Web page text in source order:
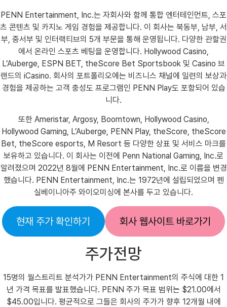
PENN Entertainment, Inc.는 자회사와 함께 통합 엔터테인먼트, 스포
츠 콘텐츠 및 카지노 게임 경험을 제공합니다. 이 회사는 북동부, 남부, 서
부, 중서부 및 인터랙티브의 5개 부문을 통해 운영됩니다. 다양한 관할권
에서 온라인 스포츠 베팅을 운영합니다. Hollywood Casino,
L’Auberge, ESPN BET, theScore Bet Sportsbook 및 Casino 브
랜드의 iCasino. 회사의 포트폴리오에는 비즈니스 채널에 일련의 보상과
경험을 제공하는 고객 충성도 프로그램인 PENN Play도 포함되어 있습
니다.
또한 Ameristar, Argosy, Boomtown, Hollywood Casino,
Hollywood Gaming, L’Auberge, PENN Play, theScore, theScore
Bet, theScore esports, M Resort 등 다양한 상표 및 서비스 마크를
보유하고 있습니다. 이 회사는 이전에 Penn National Gaming, Inc.로
알려졌으며 2022년 8월에 PENN Entertainment, Inc.로 이름을 변경
했습니다. PENN Entertainment, Inc.는 1972년에 설립되었으며 펜
실베이니아주 와이오미싱에 본사를 두고 있습니다.
현재 주가 확인하기 회사 웹사이트 바로가기
주가전망
15명의 월스트리트 분석가가 PENN Entertainment의 주식에 대한 1
년 가격 목표를 발표했습니다. PENN 주가 목표 범위는 $21.00에서
$45.00입니다. 평균적으로 그들은 회사의 주가가 향후 12개월 내에